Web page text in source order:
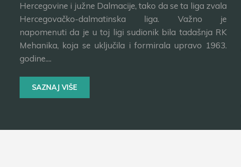
Hercegovine i južne Dalmacije, tako da se ta liga zvala
Hercegovačko-dalmatinska liga. Važno je
napomenuti da je u toj ligi sudionik bila tadašnja RK
Mehanika, koja se uključila i formirala upravo 1963.
godine....
SAZNAJ VIŠE